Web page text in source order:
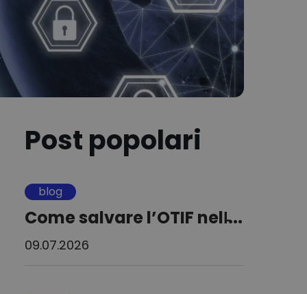
Post popolari
blog
Come salvare l’OTIF nell̵...
09.07.2026